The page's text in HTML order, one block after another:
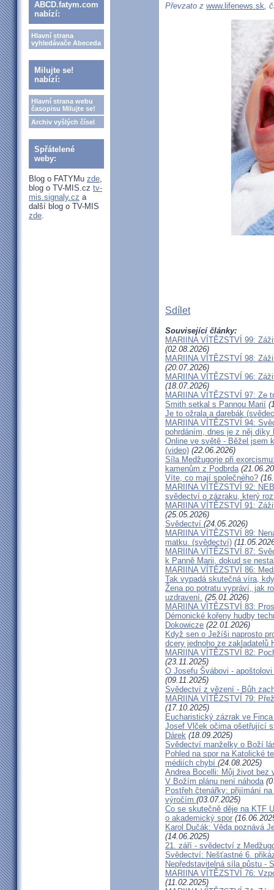
ABCD.fatym.com
nabízí:
Hlavní strana
vyhledávače Abeceda
Milujte se!
nabízí:
Hlavní strana webu
časopisu Milujte se!
Archiv vyšlých čísel
Spřátelené
weby:
Blog o FATYMu zde,
blog o TV-MIS.cz tv-
mis.signaly.cz a
další blog o TV-MIS
zde.
Převzato z www.lifenews.sk,
Sdílet
Související články:
MARIINA VÍTĚZSTVÍ 99:
(02.08.2026)
MARIINA VÍTĚZSTVÍ 98:
(20.07.2026)
MARIINA VÍTĚZSTVÍ 96:
(18.07.2026)
MARIINA VÍTĚZSTVÍ 97: Ze
Smith setkal s Pannou Marií
Je to ožrala a darebák
MARIINA VÍTĚZSTVÍ 94:
pohrdáním, dnes je z něj
Online ve světě - Běžel jsem
(video) (22.06.2026)
Síla Medžugorje při
kamenům z Podbrda
Víte, co mají společného?
MARIINA VÍTĚZSTVÍ 92:
svědectví o zázraku, který
MARIINA VÍTĚZSTVÍ 91:
(25.05.2026)
Svědectví (24.05.2026)
MARIINA VÍTĚZSTVÍ 89:
matku. (svědectví)
MARIINA VÍTĚZSTVÍ 87:
k Panně Marii, dokud se
MARIINA VÍTĚZSTVÍ 86:
Tak vypadá skutečná víra,
Žena po potratu vypráví, jak
uzdravení. (25.01.2026)
MARIINA VÍTĚZSTVÍ 83:
Démonické kořeny hudby
Dokowicze (22.01.2026)
Když sen o Ježíši naprosto
dcery jednoho ze zakladatelů
MARIINA VÍTĚZSTVÍ 82:
(23.11.2025)
O Josefu Švábovi -
(09.11.2025)
Svědectví z vězení - Bůh
MARIINA VÍTĚZSTVÍ 79:
(17.10.2025)
Eucharistický zázrak ve
Josef Vlček očima ošetřující
Dárek (18.09.2025)
Svědectví manželky o Boží
Pohled na spor na Katolické
médiích chybí (24.08.2025)
Andrea Bocelli: Můj život
V Božím plánu není náhoda
Postřeh čtenářky: přijímání
výročím (03.07.2025)
Co se skutečně děje na KTF
o akademický spor
Karol Dučák: Věda poznává
(14.06.2025)
21. září - svědectví z
Svědectví: Nešťastné 6.
Nepředstavitelná síla půstu -
MARIINA VÍTĚZSTVÍ 76:
(11.02.2025)